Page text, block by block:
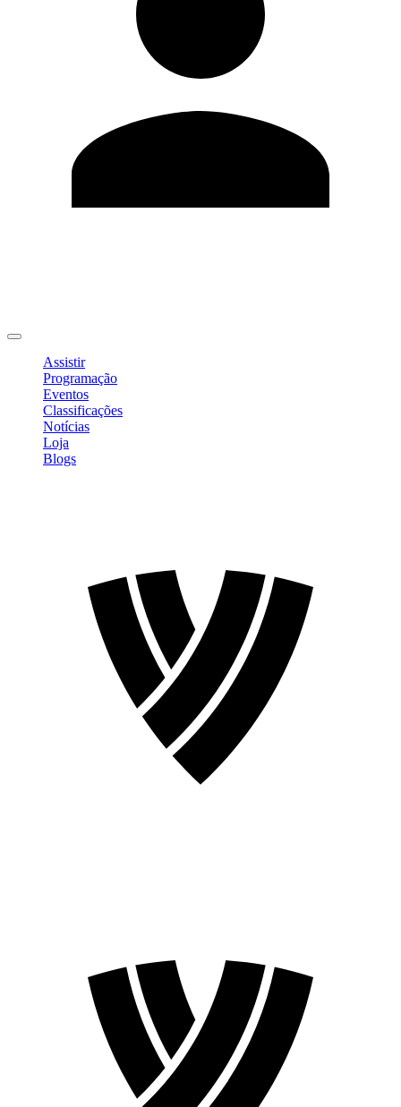
Assistir
Programação
Eventos
Classificações
Notícias
Loja
Blogs